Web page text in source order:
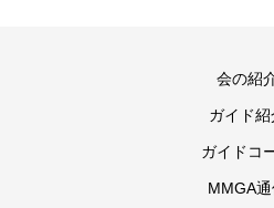
会の紹
ガイド紹
ガイドコ
MMGA